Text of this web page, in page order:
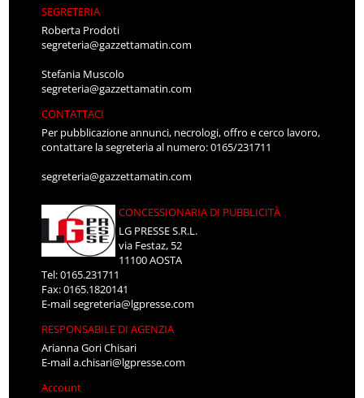
SEGRETERIA
Roberta Prodoti
segreteria@gazzettamatin.com
Stefania Muscolo
segreteria@gazzettamatin.com
CONTATTACI
Per pubblicazione annunci, necrologi, offro e cerco lavoro,
contattare la segreteria al numero: 0165/231711
segreteria@gazzettamatin.com
CONCESSIONARIA DI PUBBLICITÀ
LG PRESSE S.R.L.
via Festaz, 52
11100 AOSTA
Tel: 0165.231711
Fax: 0165.1820141
E-mailsegreteria@lgpresse.com
RESPONSABILE DI AGENZIA
Arianna Gori Chisari
E-maila.chisari@lgpresse.com
Account